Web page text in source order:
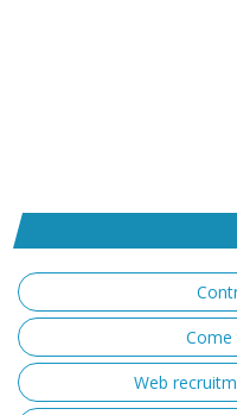
Web